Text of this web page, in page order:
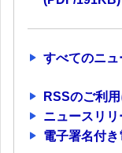
すべてのニ
RSSのご利
ニュースリ
電子署名付